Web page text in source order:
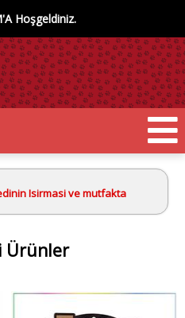
Hoşgeldiniz.
Isirmasi ve mutfakta
Ürünler